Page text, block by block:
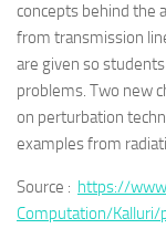
concepts behind the
from transmission
are given so
problems. Two new
on perturbation
examples from
Source : https://
Computation/